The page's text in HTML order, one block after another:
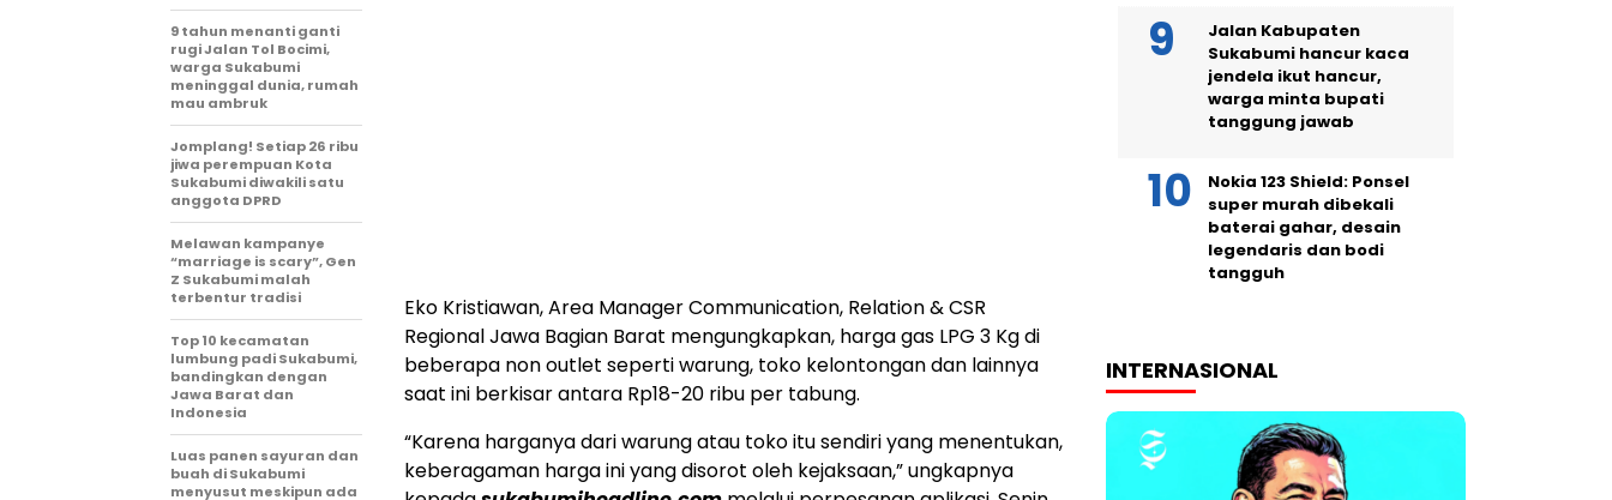
Eko Kristiawan, Area Manager Communication, Relation & CSR
Regional Jawa Bagian Barat mengungkapkan, harga gas LPG 3 Kg di
beberapa non outlet seperti warung, toko kelontongan dan lainnya
saat ini berkisar antara Rp18-20 ribu per tabung.
“Karena harganya dari warung atau toko itu sendiri yang menentukan,
keberagaman harga ini yang disorot oleh kejaksaan,” ungkapnya
9 tahun menanti ganti
rugi Jalan Tol Bocimi,
warga Sukabumi
meninggal dunia, rumah
mau ambruk
Jomplang! Setiap 26 ribu
jiwa perempuan Kota
Sukabumi diwakili satu
anggota DPRD
Melawan kampanye
“marriage is scary”, Gen
Z Sukabumi malah
terbentur tradisi
Top 10 kecamatan
lumbung padi Sukabumi,
bandingkan dengan
Jawa Barat dan
Indonesia
Luas panen sayuran dan
buah di Sukabumi
menyusut meskipun ada
Jalan Kabupaten
Sukabumi hancur kaca
jendela ikut hancur,
warga minta bupati
tanggung jawab
Nokia 123 Shield: Ponsel
super murah dibekali
baterai gahar, desain
legendaris dan bodi
tangguh
INTERNASIONAL